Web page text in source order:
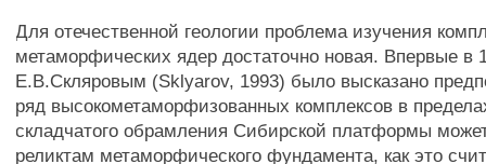
Для отечественной геологии проблема изучения
метаморфических ядер достаточно новая. Впервые в
Е.В.Скляровым (Sklyarov, 1993) было высказано
ряд высокометаморфизованных комплексов в
складчатого обрамления Сибирской платформы
реликтам метаморфического фундамента, как это